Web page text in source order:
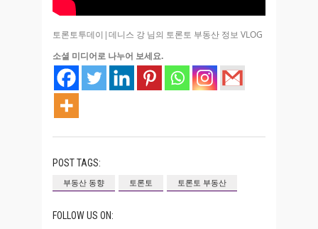
토론토투데이|데니스 강 님의 토론토 부동산 정보 VLOG
소셜 미디어로 나누어 보세요.
POST TAGS:
부동산 동향 토론토 토론토 부동산
FOLLOW US ON: